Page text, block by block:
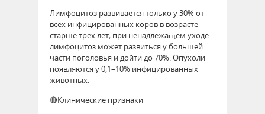
Лимфоцитоз развивается только у 30% от
всех инфицированных коров в возрасте
старше трех лет; при ненадлежащем уходе
лимфоцитоз может развиться у большей
части поголовья и дойти до 70%. Опухоли
появляются у 0,1–10% инфицированных
животных.
🔴Клинические признаки